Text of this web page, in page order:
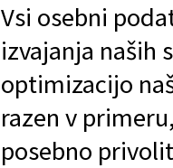
Vsi osebni
izvajanja naših
optimizacijo
razen v
posebno